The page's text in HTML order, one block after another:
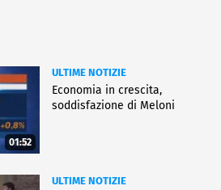
01:52
ULTIME NOTIZIE
Economia in crescita,
soddisfazione di Meloni
ULTIME NOTIZIE